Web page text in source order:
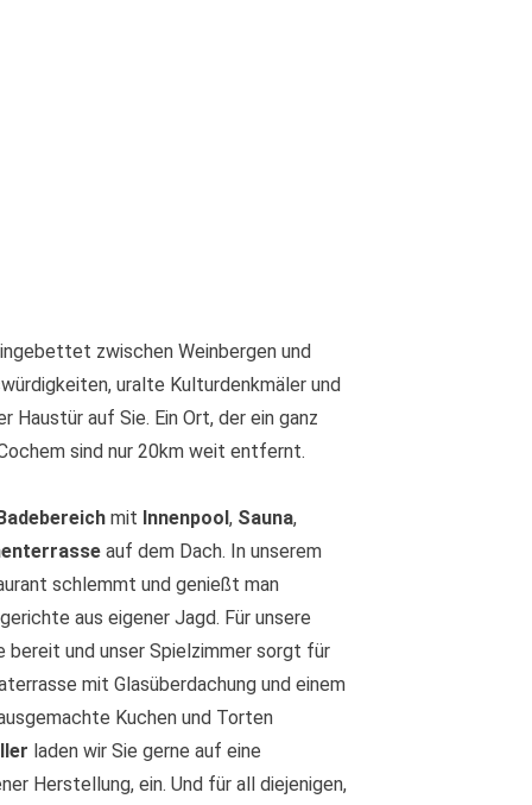
zwischen Weinbergen und
uralte Kulturdenkmäler und
Haustür auf Sie. Ein Ort, der ein ganz
sind nur 20km weit entfernt.
mit Innenpool, Sauna,
auf dem Dach. In unserem
schlemmt und genießt man
aus eigener Jagd. Für unsere
bereit und unser Spielzimmer sorgt für
mit Glasüberdachung und einem
Kuchen und Torten
laden wir Sie gerne auf eine
Herstellung, ein. Und für all diejenigen,